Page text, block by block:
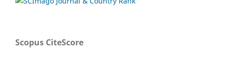
Scopus CiteScore